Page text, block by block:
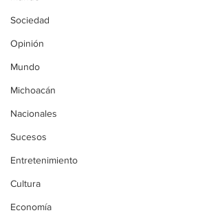
Sociedad
Opinión
Mundo
Michoacán
Nacionales
Sucesos
Entretenimiento
Cultura
Economía